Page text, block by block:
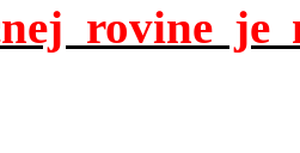
rovine je